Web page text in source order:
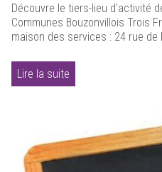
Découvre le tiers-lieu d'activité
Communes Bouzonvillois Trois
maison des services : 24 rue de
Lire la suite